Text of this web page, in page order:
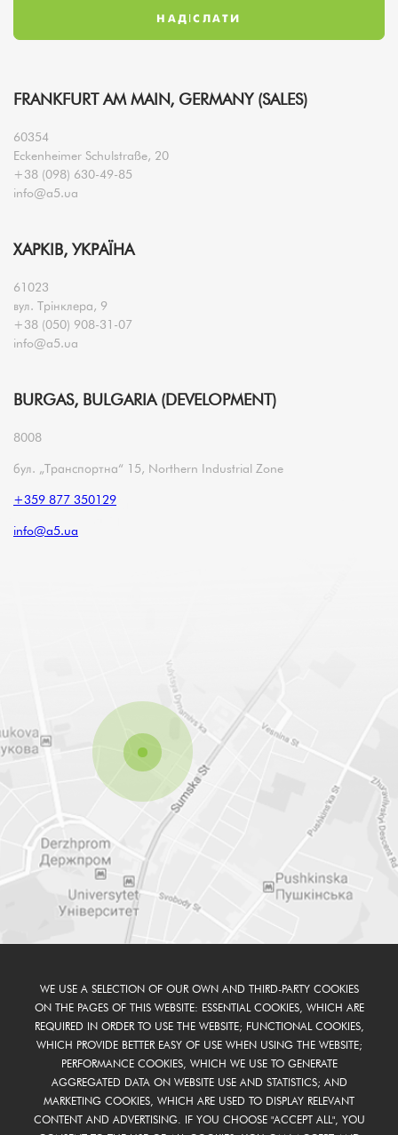
FRANKFURT AM MAIN, GERMANY (SALES)
60354
Eckenheimer Schulstraße, 20
+38 (098) 630-49-85
info@a5.ua
ХАРКІВ, УКРАЇНА
61023
вул. Трінклера, 9
+38 (050) 908-31-07
info@a5.ua
BURGAS, BULGARIA (DEVELOPMENT)
8008
бул. „Транспортна“ 15, Northern Industrial Zone
+359 877 350129
info@a5.ua
WE USE A SELECTION OF OUR OWN AND THIRD-PARTY COOKIES
ON THE PAGES OF THIS WEBSITE: ESSENTIAL COOKIES, WHICH ARE
REQUIRED IN ORDER TO USE THE WEBSITE; FUNCTIONAL COOKIES,
WHICH PROVIDE BETTER EASY OF USE WHEN USING THE WEBSITE;
PERFORMANCE COOKIES, WHICH WE USE TO GENERATE
AGGREGATED DATA ON WEBSITE USE AND STATISTICS; AND
MARKETING COOKIES, WHICH ARE USED TO DISPLAY RELEVANT
CONTENT AND ADVERTISING. IF YOU CHOOSE "ACCEPT ALL", YOU